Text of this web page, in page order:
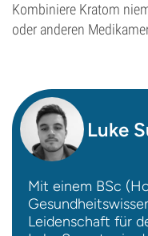
Kombiniere Kratom
oder anderen
Luke
Mit einem BSc
Leidenschaft für